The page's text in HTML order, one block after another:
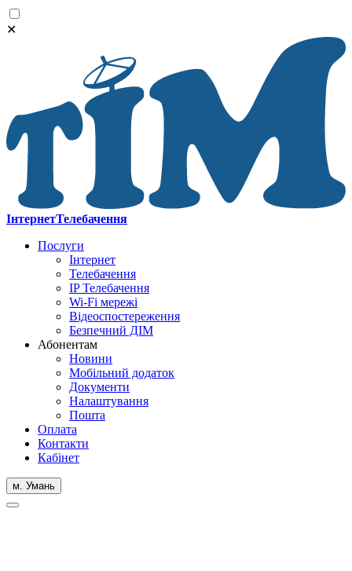
✕
ІнтернетТелебачення
Послуги
Інтернет
Телебачення
IP Телебачення
Wi-Fi мережі
Відеоспостереження
Безпечний ДІМ
Абонентам
Новини
Мобільний додаток
Документи
Налаштування
Пошта
Оплата
Контакти
Кабінет
м. Умань